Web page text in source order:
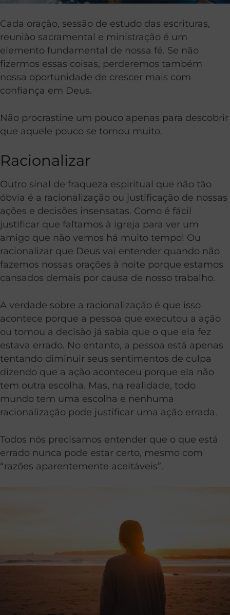
Cada oração, sessão de estudo das escrituras,
reunião sacramental e ministração é um
elemento fundamental de nossa fé. Se não
fizermos essas coisas, perderemos também
nossa oportunidade de crescer mais com
confiança em Deus.
Não procrastine um pouco apenas para descobrir
que aquele pouco se tornou muito.
Racionalizar
Outro sinal de fraqueza espiritual que não tão
óbvia é a racionalização ou justificação de nossas
ações e decisões insensatas. Como é fácil
justificar que faltamos à igreja para ver um
amigo que não vemos há muito tempo! Ou
racionalizar que Deus vai entender quando não
fazemos nossas orações à noite porque estamos
cansados demais por causa de nosso trabalho.
A verdade sobre a racionalização é que isso
acontece porque a pessoa que executou a ação
ou tomou a decisão já sabia que o que ela fez
estava errado. No entanto, a pessoa está apenas
tentando diminuir seus sentimentos de culpa
dizendo que a ação aconteceu porque ela não
tem outra escolha. Mas, na realidade, todo
mundo tem uma escolha e nenhuma
racionalização pode justificar uma ação errada.
Todos nós precisamos entender que o que está
errado nunca pode estar certo, mesmo com
“razões aparentemente aceitáveis”.